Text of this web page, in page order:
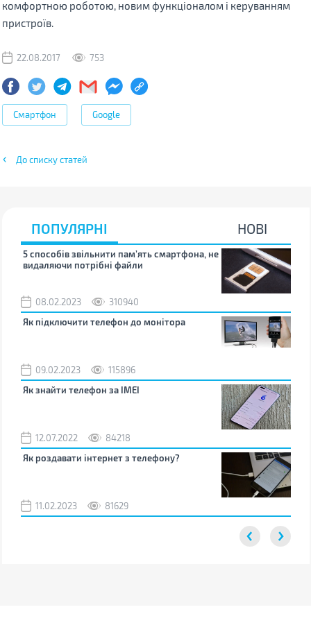
комфортною роботою, новим функціоналом і керуванням
пристроїв.
22.08.2017 753
Смартфон Google
До списку статей
ПОПУЛЯРНІ НОВІ
5 способів звільнити пам’ять смартфона, не
видаляючи потрібні файли
08.02.2023
310940
Як підключити телефон до монітора
09.02.2023
115896
Як знайти телефон за IMEI
12.07.2022
84218
Як роздавати інтернет з телефону?
11.02.2023 81629